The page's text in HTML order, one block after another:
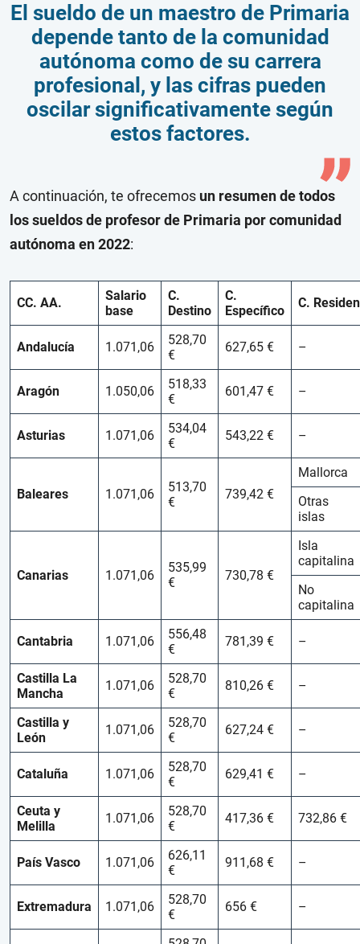
El sueldo de un maestro de Primaria
depende tanto de la comunidad
autónoma como de su carrera
profesional, y las cifras pueden
oscilar significativamente según
estos factores.
A continuación, te ofrecemos un resumen de todos
los sueldos de profesor de Primaria por comunidad
autónoma en 2022:
CC. AA.
Salario
base
C.
Destino
C.
Específico
C.
Andalucía 1.071,06
528,70
€
627,65 € –
Aragón 1.050,06
518,33
€
601,47 € –
Asturias 1.071,06
534,04
€
543,22 € –
Baleares 1.071,06
513,70
€
739,42 €
Mallorca
Otras
islas
Canarias 1.071,06
535,99
€
730,78 €
Isla
capitalina
No
capitalina
Cantabria 1.071,06
556,48
€
781,39 € –
Castilla La
Mancha
1.071,06
528,70
€
810,26 € –
Castilla y
León
1.071,06
528,70
€
627,24 € –
Cataluña 1.071,06
528,70
€
629,41 € –
Ceuta y
Melilla
1.071,06
528,70
€
417,36 € 732,86 €
País Vasco 1.071,06
626,11
€
911,68 € –
Extremadura 1.071,06
528,70
€
656 € –